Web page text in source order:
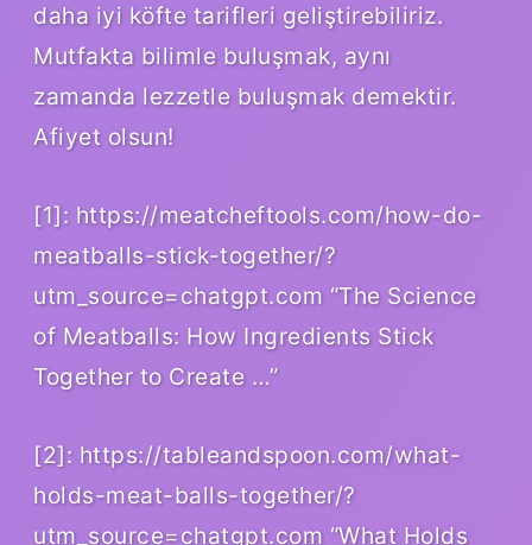
daha iyi köfte tarifleri geliştirebiliriz.
Mutfakta bilimle buluşmak, aynı
zamanda lezzetle buluşmak demektir.
Afiyet olsun!
[1]: https://meatcheftools.com/how-do-
meatballs-stick-together/?
utm_source=chatgpt.com “The Science
of Meatballs: How Ingredients Stick
Together to Create …”
[2]: https://tableandspoon.com/what-
holds-meat-balls-together/?
utm_source=chatgpt.com “What Holds